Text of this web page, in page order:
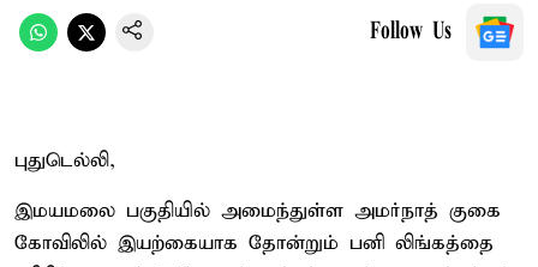
Follow Us
புதுடெல்லி,
இமயமலை பகுதியில் அமைந்துள்ள அமர்நாத் குகை
கோவிலில் இயற்கையாக தோன்றும் பனி லிங்கத்தை